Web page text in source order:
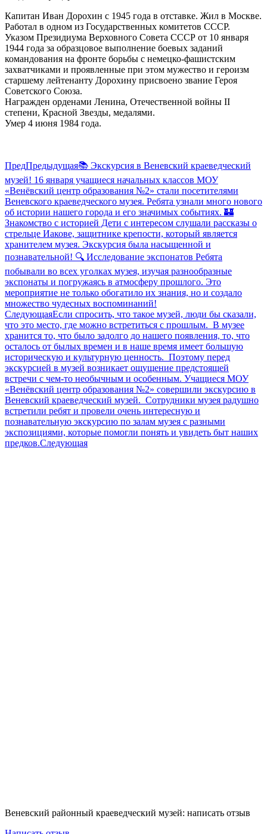
Капитан Иван Дорохин с 1945 года в отставке. Жил в Москве.
Работал в одном из Государственных комитетов СССР.
Указом Президиума Верховного Совета СССР от 10 января
1944 года за образцовое выполнение боевых заданий
командования на фронте борьбы с немецко-фашистским
захватчиками и проявленные при этом мужество и героизм
старшему лейтенанту Дорохину присвоено звание Героя
Советского Союза.
Награжден орденами Ленина, Отечественной войны II
степени, Красной Звезды, медалями.
Умер 4 июня 1984 года.
ПредПредыдущая📚 Экскурсия в Веневский краеведческий
музей! 16 января учащиеся начальных классов МОУ
«Венёвский центр образования №2» стали посетителями
Веневского краеведческого музея. Ребята узнали много нового
об истории нашего города и его значимых событиях. 🏰
Знакомство с историей Дети с интересом слушали рассказы о
стрельце Иакове, защитнике крепости, который является
хранителем музея. Экскурсия была насыщенной и
познавательной! 🔍 Исследование экспонатов Ребята
побывали во всех уголках музея, изучая разнообразные
экспонаты и погружаясь в атмосферу прошлого. Это
мероприятие не только обогатило их знания, но и создало
множество чудесных воспоминаний!
СледующаяЕсли спросить, что такое музей, люди бы сказали,
что это место, где можно встретиться с прошлым. ⁣ В музее
хранится то, что было задолго до нашего появления, то, что
осталось от былых времен и в наше время имеет большую
историческую и культурную ценность. ⁣ Поэтому перед
экскурсией в музей возникает ощущение предстоящей
встречи с чем-то необычным и особенным. Учащиеся МОУ
«Венёвский центр образования №2» совершили экскурсию в
Веневский краеведческий музей. ⁣ Сотрудники музея радушно
встретили ребят и провели очень интересную и
познавательную экскурсию по залам музея с разными
экспозициями, которые помогли понять и увидеть быт наших
предков.Следующая
Веневский районный краеведческий музей: написать отзыв